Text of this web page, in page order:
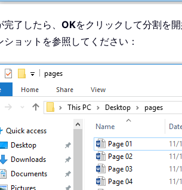
了したら、 OKをクリックして分割を
ショットを参照してください：